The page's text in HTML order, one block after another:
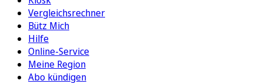
Vergleichsrechner
Bütz Mich
Hilfe
Online-Service
Meine Region
Abo kündigen